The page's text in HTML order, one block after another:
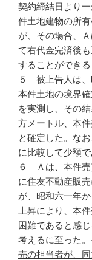
契約締結日より
件土地建物の所
が、その場合、
て右代金完済後
することができる
５ 被上告人は、
本件土地の境界
を実測し、その
方メートル、本
と確定した。な
に比較して少額で
６ Ａは、本件売
に住友不動産販
が、昭和六一年
上昇により、本
困難であると感じ
考えるに至った。
売の担当者が、